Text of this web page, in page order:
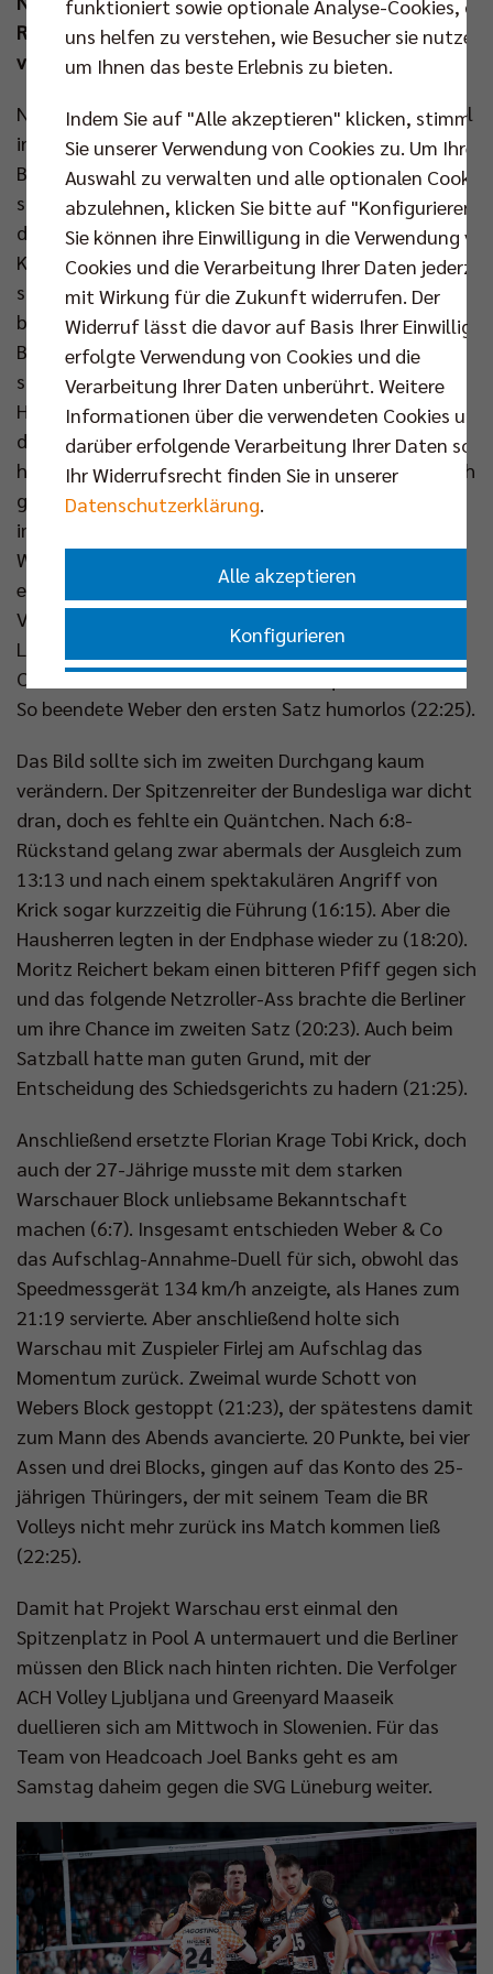
Ruben Schott & Co die Heimreise antreten und
verbleiben somit auf Rang zwei in der Gruppe A.
Nehemiah Mote war für dieses schwere Auswärtsspiel
in der Champions League zurück im Kader, doch Joel
Banks setzte vor 3.505 Zuschauern in der
stimmungsvollen Torwar Hall COS unverändert auf
die gut aufgelegten Tobias Krick und Matthew
Knigge in der Mitte. Beide Mannschaften standen
sich also in Bestbesetzung gegenüber und den
besseren Start verbuchten die Gastgeber um den Ex-
Berliner Linus Weber. Das erste Ass des Abends vom
starken Szalpuk brachte den Deutschen Meister ins
Hintertreffen (6:9). Doch die BR Volleys hielten gut
dagegen. Tobias Krick blockte sein Team wieder
heran und als Weber ins Aus schlug, war der Ausgleich
geglückt (11:11). Berlins 2.13-Meter-Riese trumpfte
im Auftaktsatz auch im Angriff auf (13:13), aber
Warschau zeigte sich davon wenig beeindruckt. Mit
einem Ass stellte Weber auf 16:19 aus Sicht der BR
Volleys. Der Tabellendritte der PlusLiga blieb seiner
Linie treu, kontrollierte die Aufschläge von Schott &
Co und nutzte seine Chancen konsequenter (20:24).
So beendete Weber den ersten Satz humorlos (22:25).
Das Bild sollte sich im zweiten Durchgang kaum
verändern. Der Spitzenreiter der Bundesliga war dicht
dran, doch es fehlte ein Quäntchen. Nach 6:8-
Rückstand gelang zwar abermals der Ausgleich zum
13:13 und nach einem spektakulären Angriff von
Krick sogar kurzzeitig die Führung (16:15). Aber die
Hausherren legten in der Endphase wieder zu (18:20).
Moritz Reichert bekam einen bitteren Pfiff gegen sich
und das folgende Netzroller-Ass brachte die Berliner
um ihre Chance im zweiten Satz (20:23). Auch beim
Satzball hatte man guten Grund, mit der
Entscheidung des Schiedsgerichts zu hadern (21:25).
Anschließend ersetzte Florian Krage Tobi Krick, doch
auch der 27-Jährige musste mit dem starken
Warschauer Block unliebsame Bekanntschaft
machen (6:7). Insgesamt entschieden Weber & Co
das Aufschlag-Annahme-Duell für sich, obwohl das
Speedmessgerät 134 km/h anzeigte, als Hanes zum
21:19 servierte. Aber anschließend holte sich
Warschau mit Zuspieler Firlej am Aufschlag das
Momentum zurück. Zweimal wurde Schott von
Webers Block gestoppt (21:23), der spätestens damit
zum Mann des Abends avancierte. 20 Punkte, bei vier
Assen und drei Blocks, gingen auf das Konto des 25-
jährigen Thüringers, der mit seinem Team die BR
Volleys nicht mehr zurück ins Match kommen ließ
(22:25).
Damit hat Projekt Warschau erst einmal den
Spitzenplatz in Pool A untermauert und die Berliner
müssen den Blick nach hinten richten. Die Verfolger
ACH Volley Ljubljana und Greenyard Maaseik
duellieren sich am Mittwoch in Slowenien. Für das
Team von Headcoach Joel Banks geht es am
Samstag daheim gegen die SVG Lüneburg weiter.
funktioniert sowie optionale Analyse-Cookies, die
uns helfen zu verstehen, wie Besucher sie nutzen,
um Ihnen das beste Erlebnis zu bieten.
Indem Sie auf "Alle akzeptieren" klicken, stimmen
Sie unserer Verwendung von Cookies zu. Um Ihre
Auswahl zu verwalten und alle optionalen Cookies
abzulehnen, klicken Sie bitte auf "Konfigurieren".
Sie können ihre Einwilligung in die Verwendung
Cookies und die Verarbeitung Ihrer Daten
mit Wirkung für die Zukunft widerrufen. Der
Widerruf lässt die davor auf Basis Ihrer
erfolgte Verwendung von Cookies und die
Verarbeitung Ihrer Daten unberührt. Weitere
Informationen über die verwendeten Cookies und
darüber erfolgende Verarbeitung Ihrer Daten
Ihr Widerrufsrecht finden Sie in unserer
Datenschutzerklärung.
Alle akzeptieren
Konfigurieren
Nur essenzielle Cookies akzeptieren
Impressum|Datenschutzerklärung